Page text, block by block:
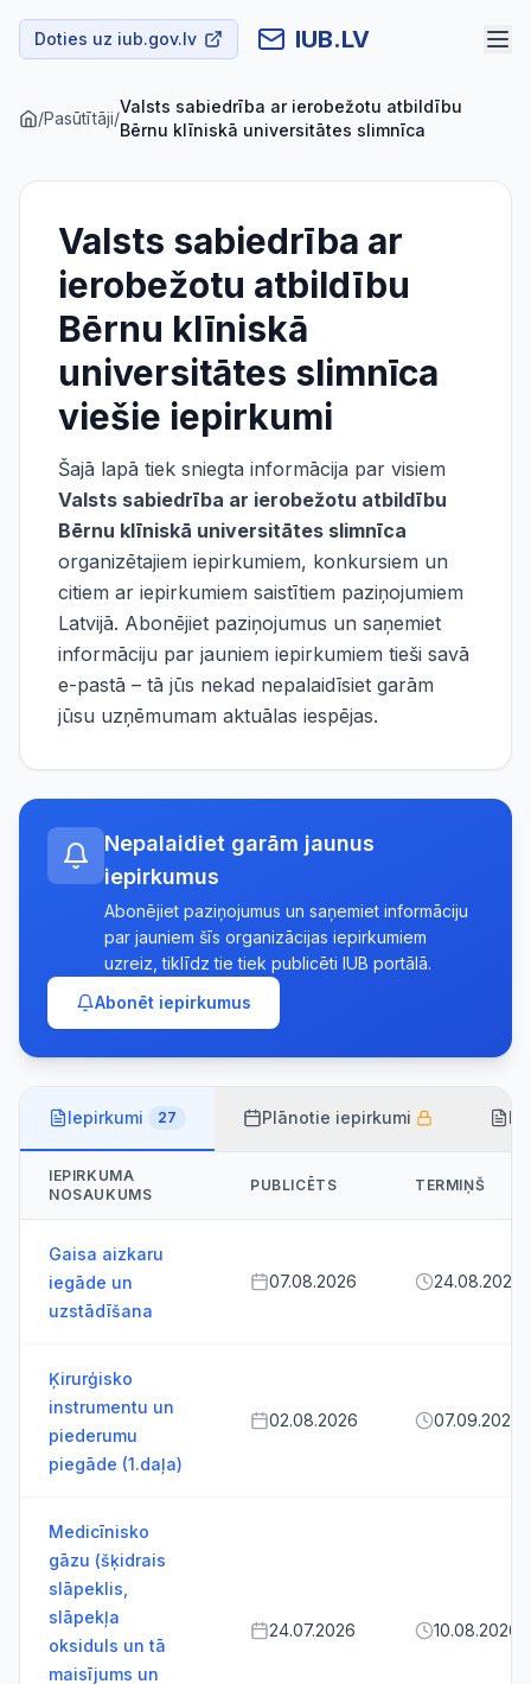
Doties uz iub.gov.lv IUB.LV
/Pasūtītāji/
Valsts sabiedrība ar ierobežotu atbildību
Bērnu klīniskā universitātes slimnīca
Valsts sabiedrība ar
ierobežotu atbildību
Bērnu klīniskā
universitātes slimnīca
viešie iepirkumi
Šajā lapā tiek sniegta informācija par visiem
Valsts sabiedrība ar ierobežotu atbildību
Bērnu klīniskā universitātes slimnīca
organizētajiem iepirkumiem, konkursiem un
citiem ar iepirkumiem saistītiem paziņojumiem
Latvijā. Abonējiet paziņojumus un saņemiet
informāciju par jauniem iepirkumiem tieši savā
e-pastā – tā jūs nekad nepalaidīsiet garām
jūsu uzņēmumam aktuālas iespējas.
Nepalaidiet garām jaunus
iepirkumus
Abonējiet paziņojumus un saņemiet informāciju
par jauniem šīs organizācijas iepirkumiem
uzreiz, tiklīdz tie tiek publicēti IUB portālā.
Abonēt iepirkumus
Iepirkumi 27 Plānotie iepirkumi
IEPIRKUMA
NOSAUKUMS
PUBLICĒTS TERMIŅŠ
Gaisa aizkaru
iegāde un
uzstādīšana
07.08.2026 24.08.2026
Ķirurģisko
instrumentu un
piederumu
piegāde (1.daļa)
02.08.2026 07.09.2026
Medicīnisko
gāzu (šķidrais
slāpeklis,
slāpekļa
oksiduls un tā
maisījums un
24.07.2026 10.08.2026